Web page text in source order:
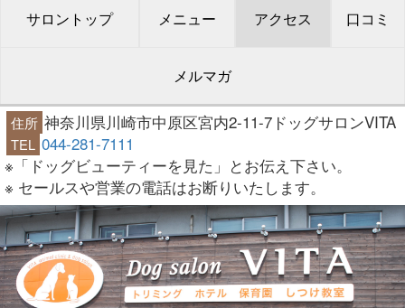
サロントップ メニュー アクセス 口コミ
メルマガ
住所 神奈川県川崎市中原区宮内2-11-7ドッグサロンVITA
TEL 044-281-7111
※「ドッグビューティーを見た」とお伝え下さい。
※ セールスや営業の電話はお断りいたします。